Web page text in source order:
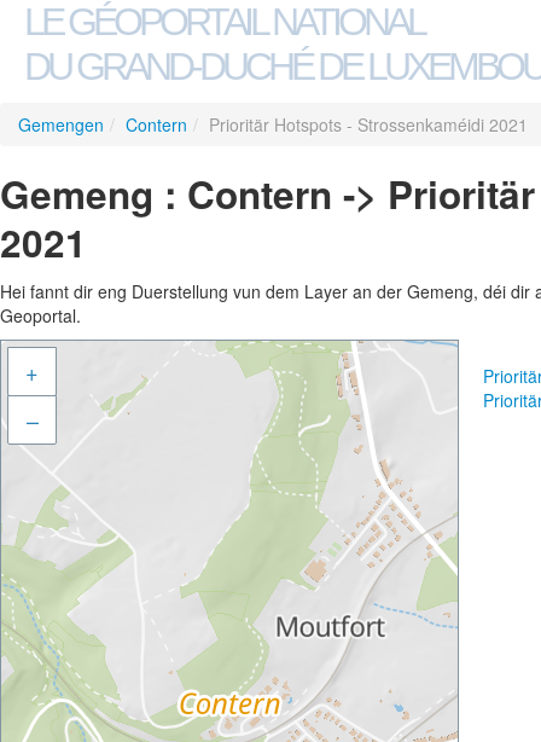
LE GÉOPORTAIL NATIONAL
DU GRAND-DUCHÉ DE
Gemengen / Contern / Prioritär Hotspots - Strossenkaméidi 2021
Gemeng : Contern ->
2021
Hei fannt dir eng Duerstellung vun dem Layer an der Gemeng, déi
Geoportal.
+
–